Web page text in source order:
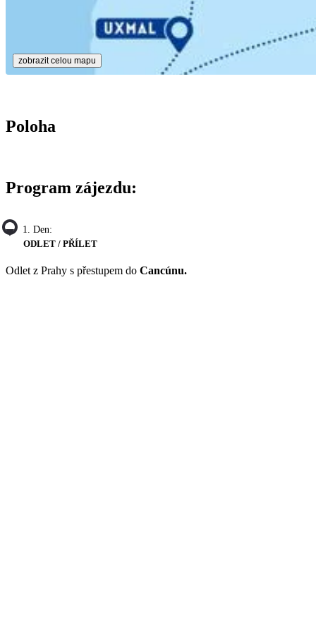
zobrazit celou mapu
Poloha
Program zájezdu:
1. Den:
ODLET / PŘÍLET
Odlet z Prahy s přestupem do Cancúnu.